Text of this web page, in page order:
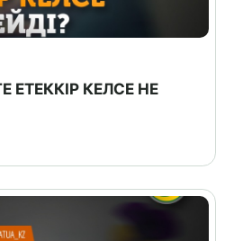
ЕТЕККІР КЕЛСЕ НЕ